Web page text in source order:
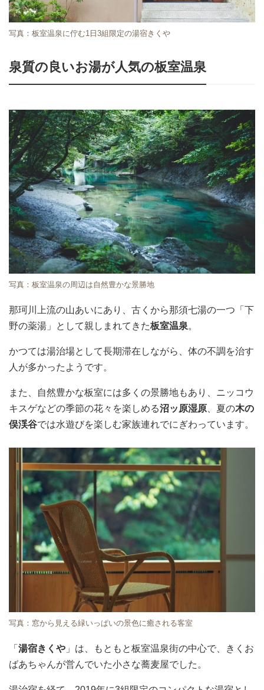
写真：板室温泉に佇む1日3組限定の湯宿きくや
泉質の良いお湯が人気の板室温泉
写真：板室温泉の周辺は自然豊かな景勝地
那珂川上流の山あいにあり、古くから那須七湯の一つ「下
野の薬湯」として親しまれてきた板室温泉。
かつては湯治場として長期滞在しながら、体の不調を治す
人が多かったようです。
また、自然豊かな板室には多くの景勝地もあり、ニッコウ
キスゲなどの季節の花々を楽しめる沼ッ原湿原 、夏の木の
俣渓谷では水遊びを楽しむ家族連れでにぎわっています。
写真：窓から見える緑いっぱいの景色に癒される客室
「 湯宿きくや 」は、もともと板室温泉街の中心で、きくお
ばあちゃんが営んでいた小さな蕎麦屋でした。